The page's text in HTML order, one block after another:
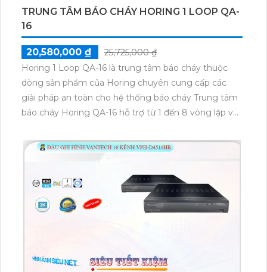
TRUNG TÂM BÁO CHÁY HORING 1 LOOP QA-
16
20,580,000 ₫
25,725,000 ₫
Horing 1 Loop QA-16 là trung tâm báo cháy thuộc
dòng sản phẩm của Horing chuyên cung cấp các
giải pháp an toàn cho hệ thống báo cháy Trung tâm
báo cháy Horing QA-16 hỗ trợ từ 1 đến 8 vòng lặp với
dùng dễ dàng điều chỉnh và cài đặt số lượng đầu báo